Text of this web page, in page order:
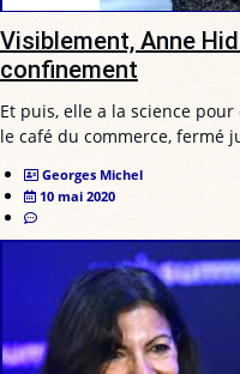
Visiblement, Anne
confinement
Et puis, elle a la science
le café du commerce, fermé
Georges Michel
10 mai 2020